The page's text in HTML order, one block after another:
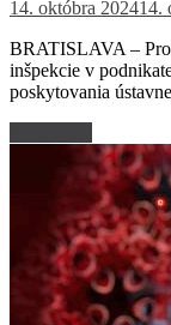
14. októbra 202414.
BRATISLAVA –
inšpekcie v
poskytovania